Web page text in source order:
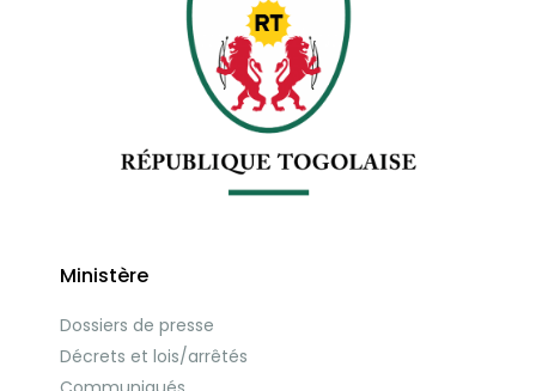
Ministère
Dossiers de presse
Décrets et lois/arrêtés